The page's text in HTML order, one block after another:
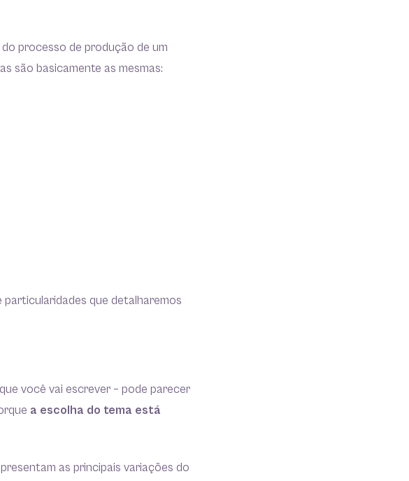
processo de produção de um
são basicamente as mesmas:
particularidades que detalharemos
você vai escrever – pode parecer
a escolha do tema está
as principais variações do